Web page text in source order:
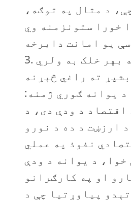
د مثال په توګه،
خورا ستونزمنه وي
بهر خلک به ولري
ته راغي څېړنه
د يوانه ګوري ژمنه:
اقتصاد د ودې دی، د
ارزښت د ده د نورو
نفوذ په عملي
د يوانه د ودې
او په کارګرانو
پیاوړتیا چې د